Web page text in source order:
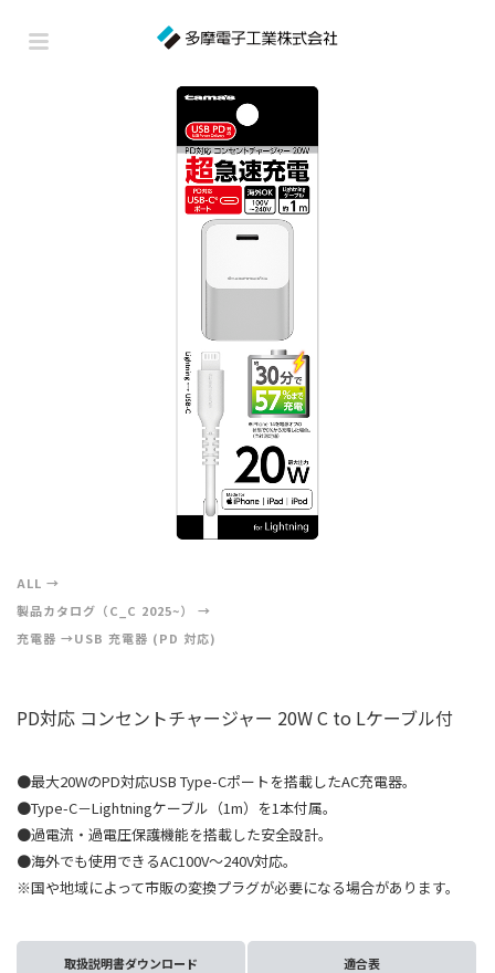
ALL
製品カタログ（C_C 2025~）
充電器
USB 充電器 (PD 対応)
PD対応 コンセントチャージャー 20W C to Lケーブル付
●最大20WのPD対応USB Type-Cポートを搭載したAC充電器。
●Type-C－Lightningケーブル（1m）を1本付属。
●過電流・過電圧保護機能を搭載した安全設計。
●海外でも使用できるAC100V～240V対応。
※国や地域によって市販の変換プラグが必要になる場合があります。
取扱説明書ダウンロード 適合表